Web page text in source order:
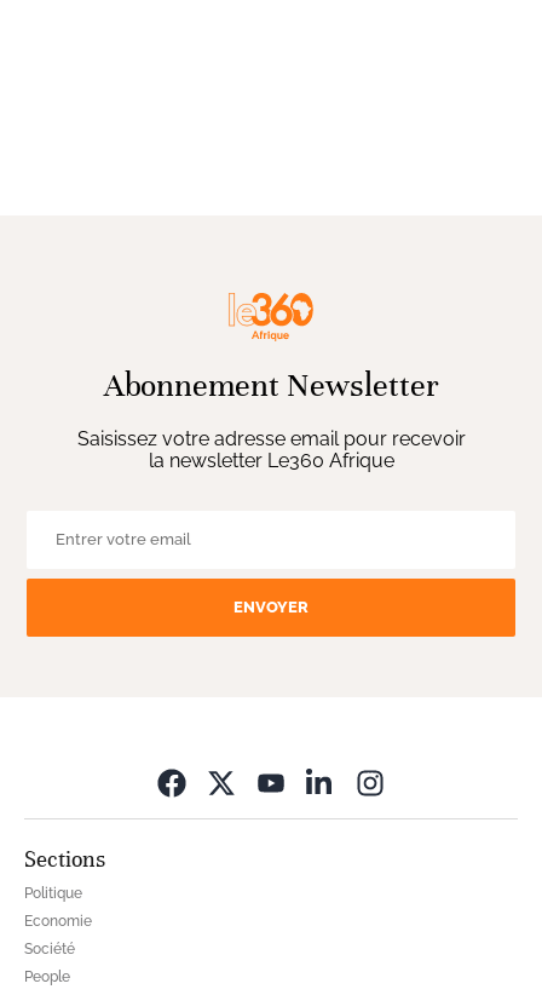
Abonnement Newsletter
Saisissez votre adresse email pour recevoir
la newsletter Le360 Afrique
ENVOYER
Sections
Politique
Economie
Société
People